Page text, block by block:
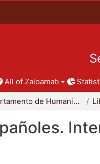
All of Zaloamati
Departamento de Humanidades